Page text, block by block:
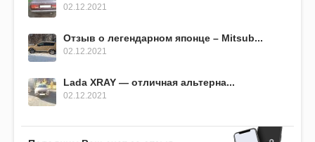
02.12.2021
Отзыв о легендарном японце – Mitsub...
02.12.2021
Lada XRAY — отличная альтерна...
02.12.2021